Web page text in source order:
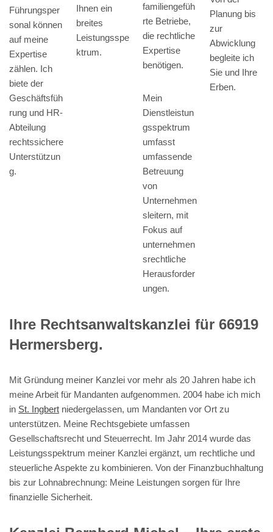
Führungsper
sonal können
auf meine
Expertise
zählen. Ich
biete der
Geschäftsfüh
rung und HR-
Abteilung
rechtssichere
Unterstützun
g.
Ihnen ein
breites
Leistungsspe
ktrum.
familiengefüh
rte Betriebe,
die rechtliche
Expertise
benötigen.
Mein
Dienstleistun
gsspektrum
umfasst
umfassende
Betreuung
von
Unternehmen
sleitern, mit
Fokus auf
unternehmen
srechtliche
Herausforder
ungen.
Planung bis
zur
Abwicklung
begleite ich
Sie und Ihre
Erben.
Ihre Rechtsanwaltskanzlei für 66919
Hermersberg.
Mit Gründung meiner Kanzlei vor mehr als 20 Jahren habe ich
meine Arbeit für Mandanten aufgenommen. 2004 habe ich mich
in St. Ingbert niedergelassen, um Mandanten vor Ort zu
unterstützen. Meine Rechtsgebiete umfassen
Gesellschaftsrecht und Steuerrecht. Im Jahr 2014 wurde das
Leistungsspektrum meiner Kanzlei ergänzt, um rechtliche und
steuerliche Aspekte zu kombinieren. Von der Finanzbuchhaltung
bis zur Lohnabrechnung: Meine Leistungen sorgen für Ihre
finanzielle Sicherheit.